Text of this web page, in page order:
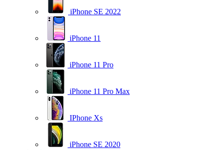
iPhone SE 2022
iPhone 11
iPhone 11 Pro
iPhone 11 Pro Max
IPhone Xs
iPhone SE 2020